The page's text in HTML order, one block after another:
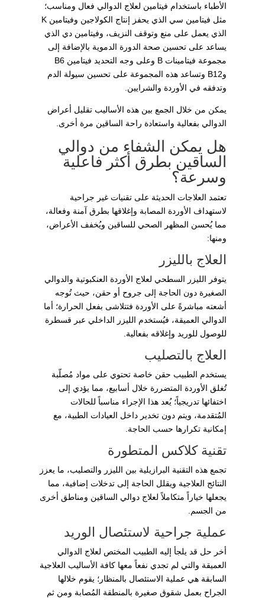
الأطباء باستخدام فيتامين لعلاج الدوالي فعال ومناسب؛
مثل فيتامين سي الذي يحفز إنتاج الكولاجين وفيتامين K
الذي يعمل على منع وتوقف النزيف، وفيتامين دي الذي
يساعد على تحسين صحة الدورة الدموية بالإضافة إلى
مجموعة فيتامينات B وعلى وجه التحديد فيتامين B6
وB12 وتساعد هذه المجموعة على تحسين سيولة الدم
وتدفقه في الأوردة والشرايين.
يمكن من خلال الجمع بين هذه الأساليب تقليل أعراض
الدوالي بفعالية واستعادة راحة الساقين مرة أخرى.
هل يمكن الشفاء من دوالي
الساقين بطرق أكثر فاعلية
وسرعة؟
تعتمد العلاجات الحديثة على تقنيات غير جراحية
لاستهداف الأوردة المصابة وإغلاقها بطرق آمنة وفعالة،
مما يُحسن المظهر الصحي للساقين ويُخفف الأعراض،
ومنها:
العلاج بالليزر
يتوفر الليزر السطحي لعلاج الأوردة العنكبوتية والدوالي
الصغيرة دون الحاجة إلى جروح أو حقن، حيث تُوجه
أشعته مباشرةً على الأوردة فتتلاشى بفعل الحرارة؛ أما
الدوالي العميقة، فيُستخدم الليزر الداخلي عبر قسطرة
للوصول للوريد وإغلاقه بفعالية.
العلاج بالتصليب
يستخدم الطبيب حقن خاصة تحتوي على مواد مُصلّبة
تُغلق الأوردة المتضررة خلال أسابيع، مما يؤدي إلى
اختفائها تدريجياً؛ يُعد هذا الإجراء مناسباً للحالات
المُتقدمة، ويتم دون تخدير داخل العيادات الطبية، مع
إمكانية تكرارها حسب الحاجة.
تقنية كلاكس المتطورة
تجمع هذه التقنية البرازيلية بين الليزر والتصليب، ما يعزز
النتائج العلاجية ويقلل الحاجة إلى تدخلات إضافية، مما
يجعلها خياراً متكاملاً لعلاج دوالي الساقين ومناطق أخرى
من الجسم.
عملية جراحية لاستئصال الوريد
أخر حل قد يلجأ إليه الطبيب المختص لعلاج الدوالي
العميقة والتي لم تجدي نفعاً معها كافة الأساليب العلاجية
السابقة هي عملية الاستئصال بالمنظار؛ يقوم خلالها
الجراح بعمل شقوق صغيرة بالمنطقة المُصابة ومن ثم